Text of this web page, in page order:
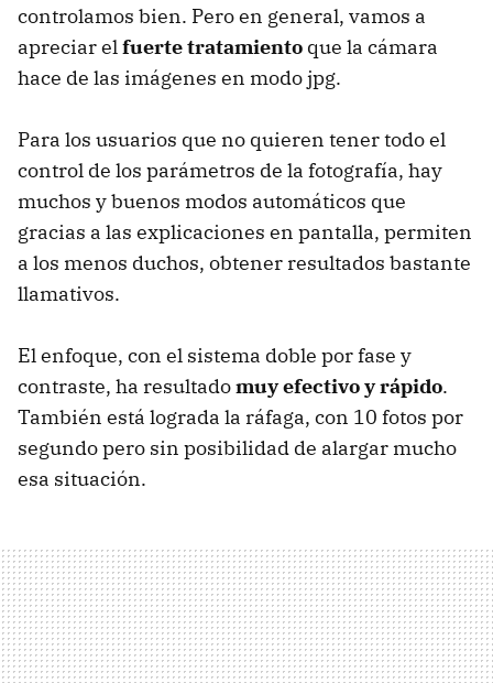
controlamos bien. Pero en general, vamos a
apreciar elfuerte tratamiento que la cámara
hace de las imágenes en modo jpg.
Para los usuarios que no quieren tener todo el
control de los parámetros de la fotografía, hay
muchos y buenos modos automáticos que
gracias a las explicaciones en pantalla, permiten
a los menos duchos, obtener resultados bastante
llamativos.
El enfoque, con el sistema doble por fase y
contraste, ha resultadomuy efectivo y rápido.
También está lograda la ráfaga, con 10 fotos por
segundo pero sin posibilidad de alargar mucho
esa situación.